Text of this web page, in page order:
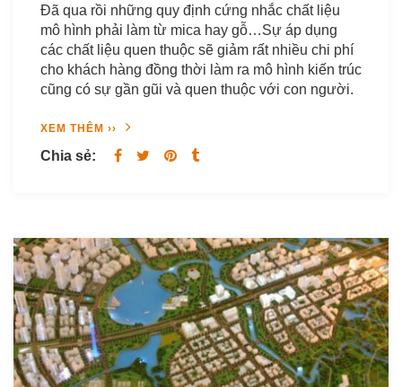
Đã qua rồi những quy định cứng nhắc chất liệu
mô hình phải làm từ mica hay gỗ…Sự áp dụng
các chất liệu quen thuộc sẽ giảm rất nhiều chi phí
cho khách hàng đồng thời làm ra mô hình kiến trúc
cũng có sự gần gũi và quen thuộc với con người.
XEM THÊM ››
Chia sẻ: